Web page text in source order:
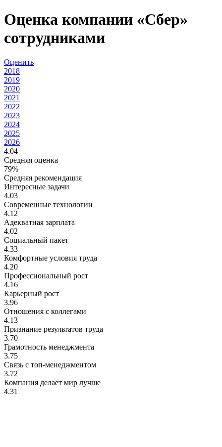
Оценка компании «Сбер»
сотрудниками
Оценить
2018
2019
2020
2021
2022
2023
2024
2025
2026
4.04
Средняя оценка
79%
Средняя рекомендация
Интересные задачи
4.03
Современные технологии
4.12
Адекватная зарплата
4.02
Социальный пакет
4.33
Комфортные условия труда
4.20
Профессиональный рост
4.16
Карьерный рост
3.96
Отношения с коллегами
4.13
Признание результатов труда
3.70
Грамотность менеджмента
3.75
Связь с топ-менеджментом
3.72
Компания делает мир лучше
4.31